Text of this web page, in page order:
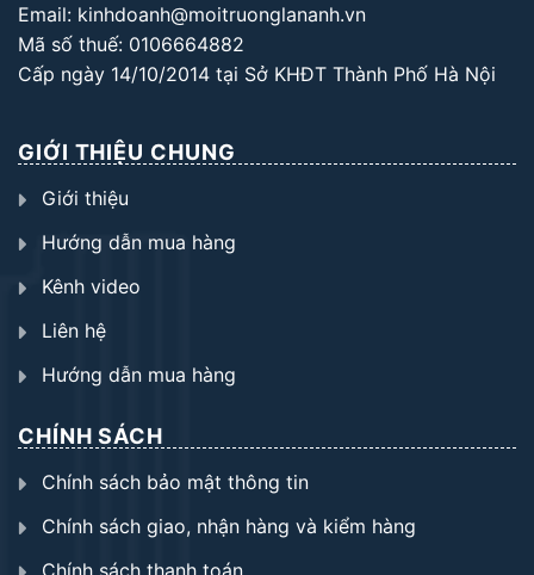
Email: kinhdoanh@moitruonglananh.vn
Mã số thuế: 0106664882
Cấp ngày 14/10/2014 tại Sở KHĐT Thành Phố Hà Nội
GIỚI THIỆU CHUNG
Giới thiệu
Hướng dẫn mua hàng
Kênh video
Liên hệ
Hướng dẫn mua hàng
CHÍNH SÁCH
Chính sách bảo mật thông tin
Chính sách giao, nhận hàng và kiểm hàng